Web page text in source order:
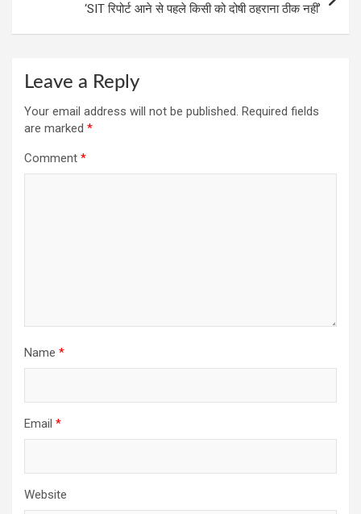
‘SIT रिपोर्ट आने से पहले किसी को दोषी ठहराना ठीक नहीं’
Leave a Reply
Your email address will not be published. Required fields
are marked *
Comment *
Name *
Email *
Website